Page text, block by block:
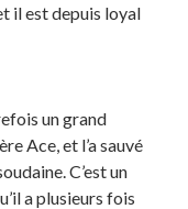
il est depuis loyal
un grand
Ace, et l’a sauvé
C’est un
a plusieurs fois